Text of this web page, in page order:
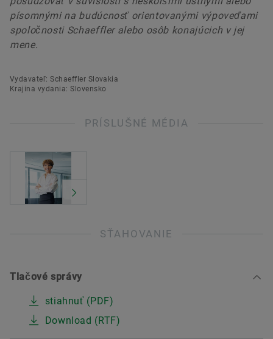
písomnými na budúcnosť orientovanými výpoveďami
spoločnosti Schaeffler alebo osôb konajúcich v jej
mene.
Vydavateľ: Schaeffler Slovakia
Krajina vydania: Slovensko
PRÍSLUŠNÉ MÉDIA
SŤAHOVANIE
Tlačové správy
stiahnuť (PDF)
Download (RTF)